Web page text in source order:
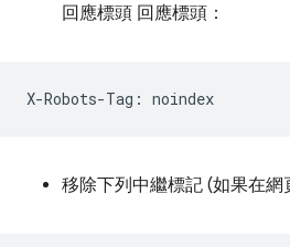
回應標頭 回應標頭：
移除下列中繼標記 (如果在網